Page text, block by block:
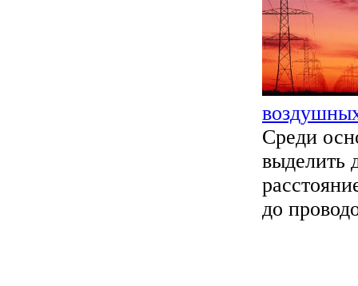
Среди
выделить
до